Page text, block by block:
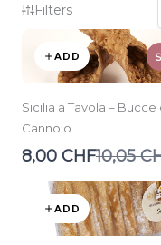
Filters
ADD
Sicilia a Tavola – Bucce
Cannolo
8,00 CHF10,05
ADD